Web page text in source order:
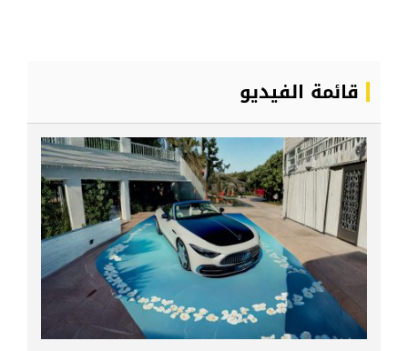
قائمة الفيديو